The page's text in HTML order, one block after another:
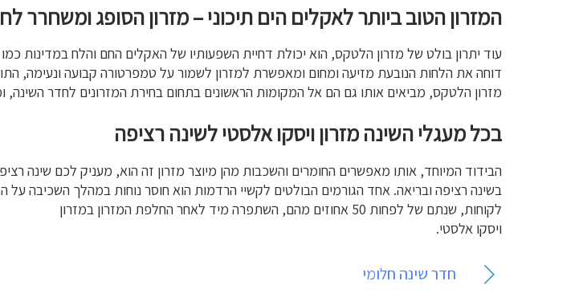
המזרון הטוב ביותר לאקלים הים תיכוני – מזרון הסופג ומשחרר
עוד יתרון בולט של מזרון הלטקס, הוא יכולת דחיית השפעותיו של האקלים החם והלח במדינות כמו
דוחה את הלחות הנובעת מזיעה ומחום ומאפשרת למזרון לשמור על טמפרטורה קבועה ונעימה,
מזרון הלטקס, מביאים אותו גם הם אל המקומות הראשונים בתחום בחירת המזרונים לחדר השינה,
בכל מעגלי השינה מזרון ויסקו אלסטי לשינה רציפה
הבידוד המיוחד, אותו מאפשרים החומרים והשכבות מהן מיוצר מזרון זה הוא, מעניק לכם שינה
בשינה רציפה ובריאה. אחד הגורמים הבולטים לקשיי הרדמות הוא חוסר נוחות במהלך השכיבה על
לקוחות, שנתם של לפחות 50 אחוזים מהם, השתפרה מיד לאחר החלפת המזרון במזרון
ויסקו אלסטי.
ניווט חדר שינה חלומי